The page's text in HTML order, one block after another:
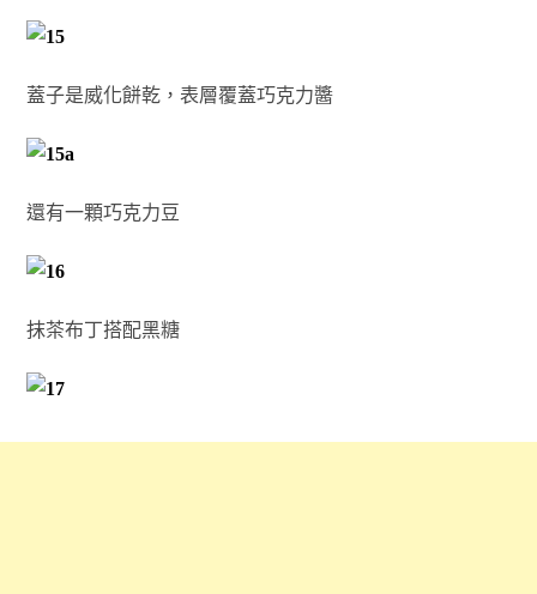
蓋子是威化餅乾，表層覆蓋巧克力醬
還有一顆巧克力豆
抹茶布丁搭配黑糖